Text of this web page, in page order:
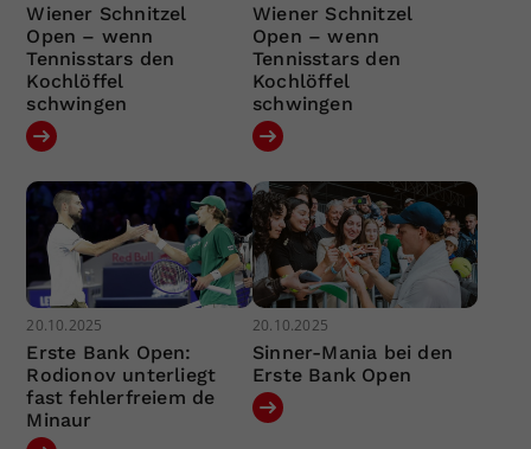
Wiener Schnitzel
Open – wenn
Tennisstars den
Kochlöffel
schwingen
Wiener Schnitzel
Open – wenn
Tennisstars den
Kochlöffel
schwingen
20.10.2025
Erste Bank Open:
Rodionov unterliegt
fast fehlerfreiem de
Minaur
20.10.2025
Sinner-Mania bei den
Erste Bank Open